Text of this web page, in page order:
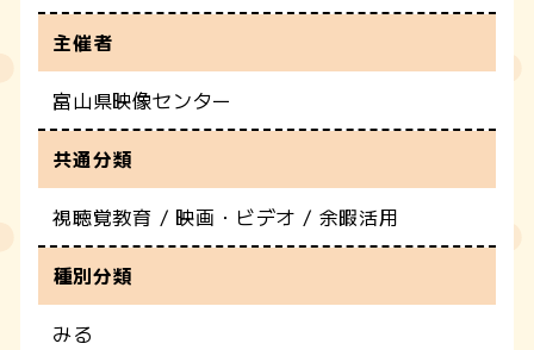
主催者
富山県映像センター
共通分類
視聴覚教育 / 映画・ビデオ / 余暇活用
種別分類
みる